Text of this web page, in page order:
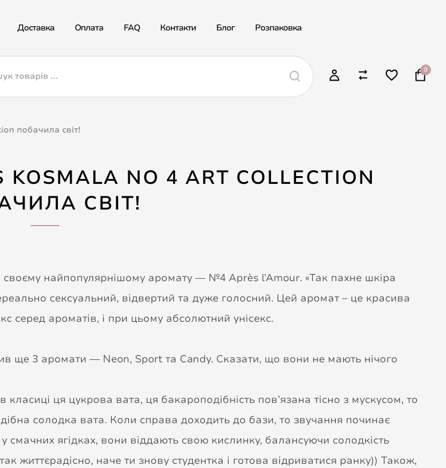
Доставка Оплата FAQ Контакти Блог Розпаковка
0
побачила світ!
NO 4 ART COLLECTION
СВІТ!
найпопулярнішому аромату — №4 Après l’Amour. «Так пахне шкіра
сексуальний, відвертий та дуже голосний. Цей аромат – це красива
серед ароматів, і при цьому абсолютний унісекс.
ще 3 аромати — Neon, Sport та Candy. Сказати, що вони не мають нічого
ця цукрова вата, ця бакароподібність пов’язана тісно з мускусом, то
солодка вата. Коли справа доходить до бази, то звучання починає
ягідках, вони віддають свою кислинку, балансуючи солодкість
життєрадісно, наче ти знову студентка і готова відриватися ранку)) Також,